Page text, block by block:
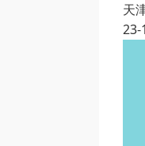
天
23-